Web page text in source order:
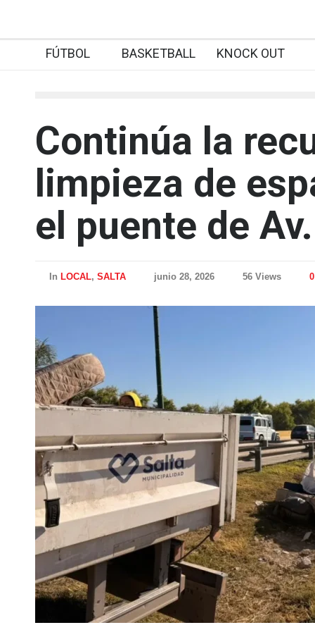
FÚTBOL BASKETBALL KNOCK OUT
Continúa la
limpieza de
el puente de
In LOCAL, SALTA junio 28, 2026 56 Views